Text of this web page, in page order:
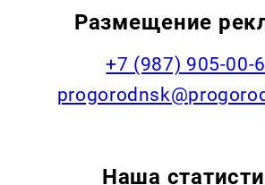
Размещение
+7 (987) 905-00-
Наша